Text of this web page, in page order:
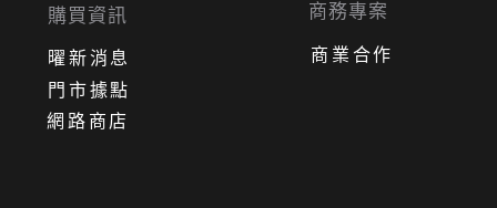
網路商店
門市據點
曜新消息
購買資訊 商務專案
商業合作